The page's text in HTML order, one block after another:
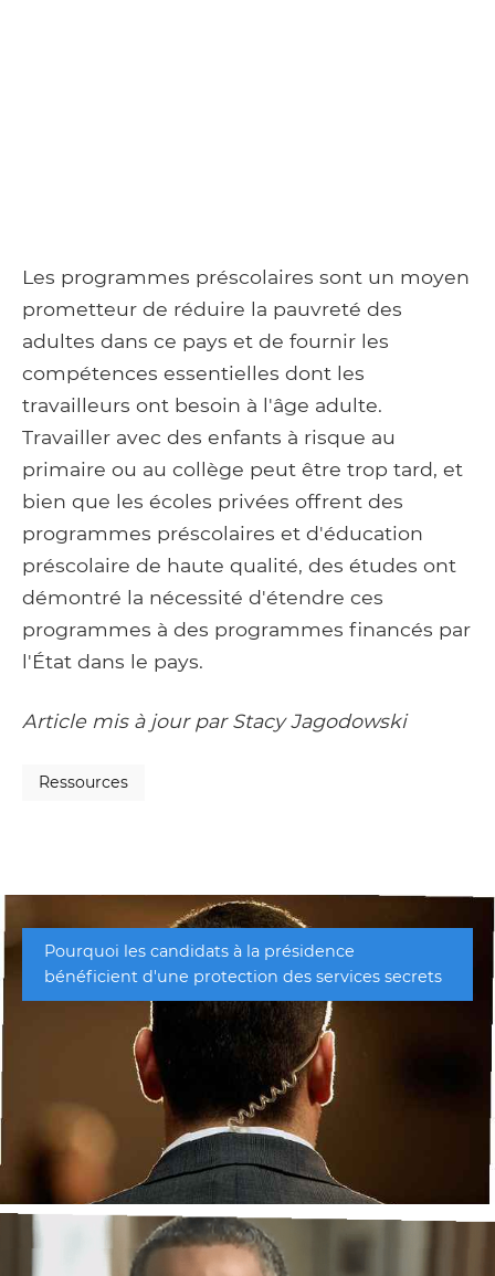
Les programmes préscolaires sont un moyen
prometteur de réduire la pauvreté des
adultes dans ce pays et de fournir les
compétences essentielles dont les
travailleurs ont besoin à l'âge adulte.
Travailler avec des enfants à risque au
primaire ou au collège peut être trop tard, et
bien que les écoles privées offrent des
programmes préscolaires et d'éducation
préscolaire de haute qualité, des études ont
démontré la nécessité d'étendre ces
programmes à des programmes financés par
l'État dans le pays.
Article mis à jour par Stacy Jagodowski
Ressources
Pourquoi les candidats à la présidence
bénéficient d'une protection des services secrets